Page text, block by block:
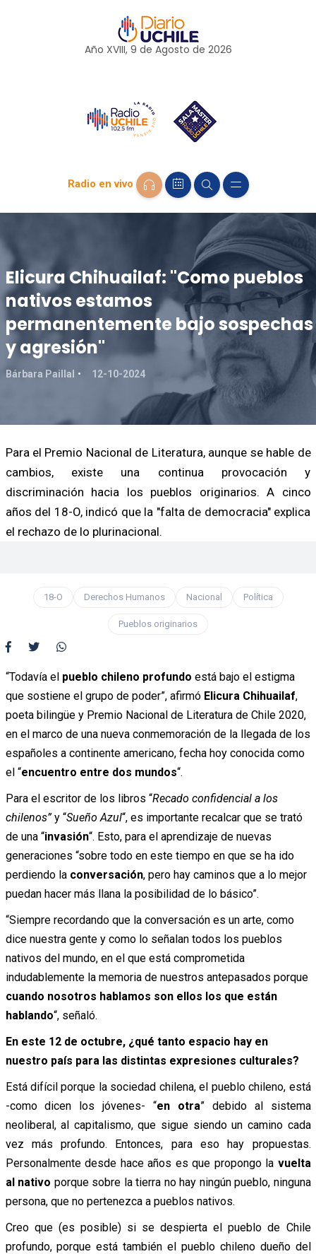
Año XVIII, 9 de Agosto de 2026
Radio en vivo
Elicura Chihuailaf: "Como pueblos
nativos estamos
permanentemente bajo sospechas
y agresión"
Bárbara Paillal 12-10-2024
Para el Premio Nacional de Literatura, aunque se hable de
cambios, existe una continua provocación y
discriminación hacia los pueblos originarios. A cinco
años del 18-O, indicó que la "falta de democracia" explica
el rechazo de lo plurinacional.
18-O Derechos Humanos Nacional Política
Pueblos originarios
“Todavía el pueblo chileno profundo está bajo el estigma
que sostiene el grupo de poder”, afirmó Elicura Chihuailaf,
poeta bilingüe y Premio Nacional de Literatura de Chile 2020,
en el marco de una nueva conmemoración de la llegada de los
españoles a continente americano, fecha hoy conocida como
el “encuentro entre dos mundos“.
Para el escritor de los libros “Recado confidencial a los
chilenos”y “Sueño Azul“, es importante recalcar que se trató
de una “invasión“. Esto, para el aprendizaje de nuevas
generaciones “sobre todo en este tiempo en que se ha ido
perdiendo la conversación, pero hay caminos que a lo mejor
puedan hacer más llana la posibilidad de lo básico”.
“Siempre recordando que la conversación es un arte, como
dice nuestra gente y como lo señalan todos los pueblos
nativos del mundo, en el que está comprometida
indudablemente la memoria de nuestros antepasados porque
cuando nosotros hablamos son ellos los que están
hablando“, señaló.
En este 12 de octubre, ¿qué tanto espacio hay en
nuestro país para las distintas expresiones culturales?
Está difícil porque la sociedad chilena, el pueblo chileno, está
-como dicen los jóvenes- “en otra” debido al sistema
neoliberal, al capitalismo, que sigue siendo un camino cada
vez más profundo. Entonces, para eso hay propuestas.
Personalmente desde hace años es que propongo la vuelta
al nativo porque sobre la tierra no hay ningún pueblo, ninguna
persona, que no pertenezca a pueblos nativos.
Creo que (es posible) si se despierta el pueblo de Chile
profundo, porque está también el pueblo chileno dueño del